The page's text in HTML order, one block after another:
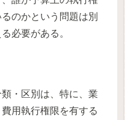
のかという問題は別
必要がある。
・区別は、特に、業
用執行権限を有する